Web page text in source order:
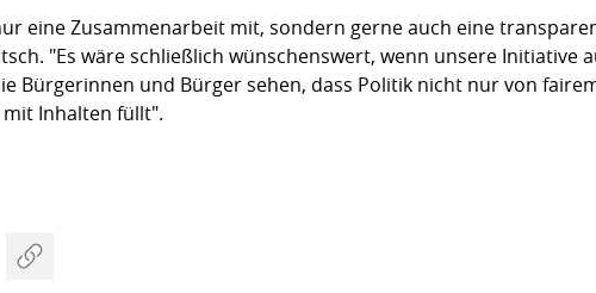
eine Zusammenarbeit mit, sondern gerne auch eine
"Es wäre schließlich wünschenswert, wenn unsere Initiative
Bürgerinnen und Bürger sehen, dass Politik nicht nur von
Inhalten füllt".